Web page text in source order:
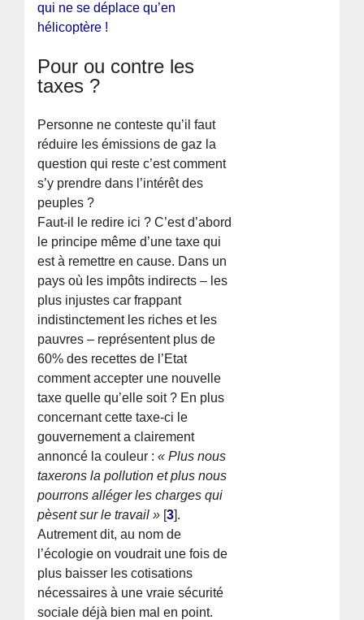
qui ne se déplace qu’en
hélicoptère !
Pour ou contre les
taxes ?
Personne ne conteste qu’il faut
réduire les émissions de gaz la
question qui reste c’est comment
s’y prendre dans l’intérêt des
peuples ?
Faut-il le redire ici ? C’est d’abord
le principe même d’une taxe qui
est à remettre en cause. Dans un
pays où les impôts indirects – les
plus injustes car frappant
indistinctement les riches et les
pauvres – représentent plus de
60% des recettes de l’Etat
comment accepter une nouvelle
taxe quelle qu’elle soit ? En plus
concernant cette taxe-ci le
gouvernement a clairement
annoncé la couleur :« Plus nous
taxerons la pollution et plus nous
pourrons alléger les charges qui
pèsent sur le travail » [3].
Autrement dit, au nom de
l’écologie on voudrait une fois de
plus baisser les cotisations
nécessaires à une vraie sécurité
sociale déjà bien mal en point.